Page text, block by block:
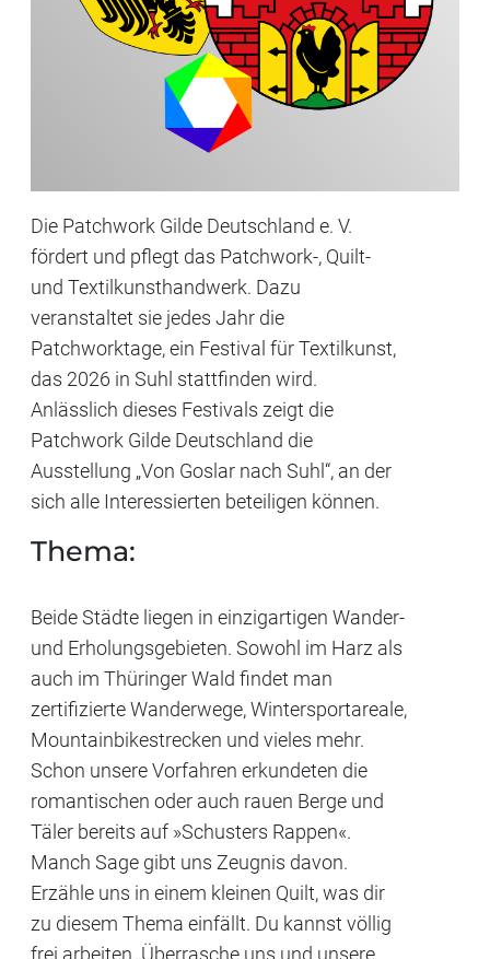
Die Patchwork Gilde Deutschland e. V.
fördert und pflegt das Patchwork-, Quilt-
und Textilkunsthandwerk. Dazu
veranstaltet sie jedes Jahr die
Patchworktage, ein Festival für Textilkunst,
das 2026 in Suhl stattfinden wird.
Anlässlich dieses Festivals zeigt die
Patchwork Gilde Deutschland die
Ausstellung „Von Goslar nach Suhl“, an der
sich alle Interessierten beteiligen können.
Thema:
Beide Städte liegen in einzigartigen Wander-
und Erholungsgebieten. Sowohl im Harz als
auch im Thüringer Wald findet man
zertifizierte Wanderwege, Wintersportareale,
Mountainbikestrecken und vieles mehr.
Schon unsere Vorfahren erkundeten die
romantischen oder auch rauen Berge und
Täler bereits auf »Schusters Rappen«.
Manch Sage gibt uns Zeugnis davon.
Erzähle uns in einem kleinen Quilt, was dir
zu diesem Thema einfällt. Du kannst völlig